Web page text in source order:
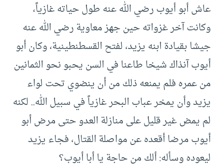
عاش أبو أيوب رضي الله عنه طول حياته غازياً،
وكانت آخر غزواته حين جهز معاوية رضي الله عنه
جيشا بقيادة ابنه يزيد، لفتح القسطنطينية، وكان أبو
أيوب آنذاك شيخا طاعنا في السن يحبو نحو الثمانين
من عمره فلم يمنعه ذلك من أن ينضوي تحت لواء
يزيد وأن يمخر عباب البحر غازياً في سبيل الله.. لكنه
لم يمض غير قليل على منازلة العدو حتى مرض أبو
أيوب مرضا أقعده عن مواصلة القتال، فجاء يزيد
ليعوده وسأله: ألك من حاجة يا أبا أيوب؟